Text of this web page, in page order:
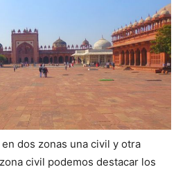
dos zonas una civil y otra
civil podemos destacar los